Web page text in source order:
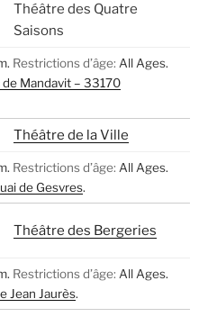
Théâtre des Quatre
Saisons
Restrictions d’âge: All Ages.
de Mandavit – 33170
Théâtre de la Ville
Restrictions d’âge: All Ages.
de Gesvres.
Théâtre des Bergeries
Restrictions d’âge: All Ages.
Jean Jaurès.